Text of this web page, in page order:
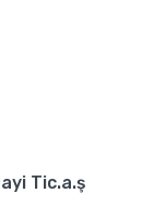
Tic.a.ş